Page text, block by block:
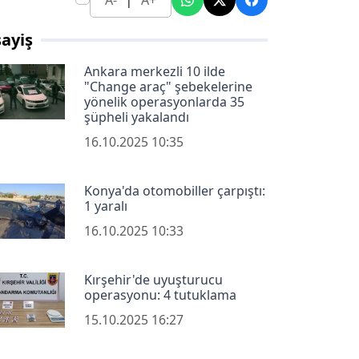
Ankara merkezli 10 ilde
"Change araç" şebekelerine
yönelik operasyonlarda 35
şüpheli yakalandı
16.10.2025 10:35
Konya'da otomobiller çarpıştı:
1 yaralı
16.10.2025 10:33
Kırşehir'de uyuşturucu
operasyonu: 4 tutuklama
15.10.2025 16:27